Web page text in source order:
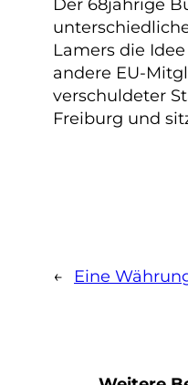
Der 68jährige
Lamers die
andere EU-
verschuldeter
Freiburg und
← Eine